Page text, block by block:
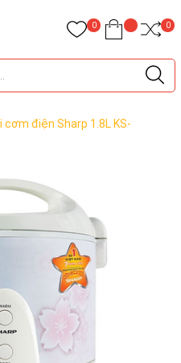
0 0
cơm điện Sharp 1.8L KS-